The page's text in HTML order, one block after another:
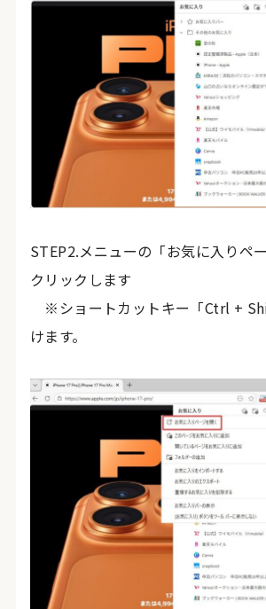
STEP2.メニューの「お気に入りペ
クリックします
※ショートカットキー「Ctrl +
けます。